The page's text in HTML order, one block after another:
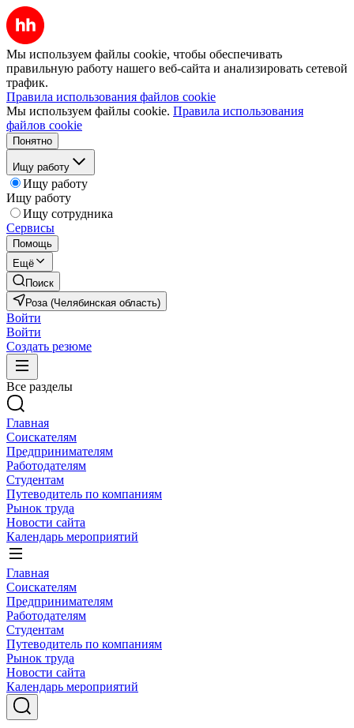
Мы используем файлы cookie, чтобы обеспечивать
правильную работу нашего веб-сайта и анализировать сетевой
трафик.
Правила использования файлов cookie
Мы используем файлы cookie. Правила использования
файлов cookie
Понятно
Ищу работу
Ищу работу
Ищу работу
Ищу сотрудника
Сервисы
Помощь
Ещё
Поиск
Роза (Челябинская область)
Войти
Войти
Создать резюме
Все разделы
Главная
Соискателям
Предпринимателям
Работодателям
Студентам
Путеводитель по компаниям
Рынок труда
Новости сайта
Календарь мероприятий
Главная
Соискателям
Предпринимателям
Работодателям
Студентам
Путеводитель по компаниям
Рынок труда
Новости сайта
Календарь мероприятий